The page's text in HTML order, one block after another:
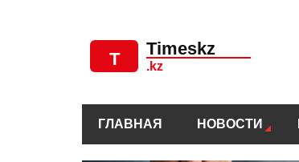
ГЛАВНАЯ НОВОСТИ